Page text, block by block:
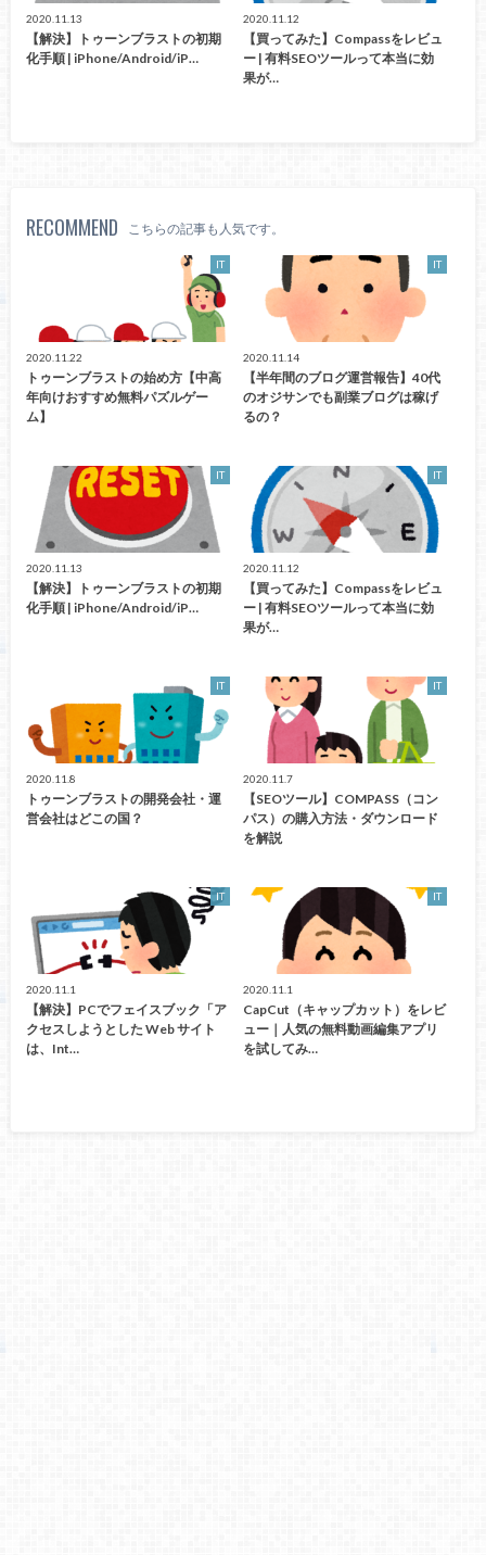
2020.11.13
【解決】トゥーンブラストの初期
化手順 | iPhone/Android/iP…
2020.11.12
【買ってみた】Compassをレビュ
ー | 有料SEOツールって本当に効
果が…
RECOMMEND こちらの記事も人気です。
IT
2020.11.22
トゥーンブラストの始め方【中高
年向けおすすめ無料パズルゲー
ム】
IT
2020.11.14
【半年間のブログ運営報告】40代
のオジサンでも副業ブログは稼げ
るの？
IT
2020.11.13
【解決】トゥーンブラストの初期
化手順 | iPhone/Android/iP…
IT
2020.11.12
【買ってみた】Compassをレビュ
ー | 有料SEOツールって本当に効
果が…
IT
2020.11.8
トゥーンブラストの開発会社・運
営会社はどこの国？
IT
2020.11.7
【SEOツール】COMPASS（コン
パス）の購入方法・ダウンロード
を解説
IT
2020.11.1
【解決】PCでフェイスブック「ア
クセスしようとした Web サイト
は、Int…
IT
2020.11.1
CapCut（キャップカット）をレビ
ュー｜人気の無料動画編集アプリ
を試してみ…